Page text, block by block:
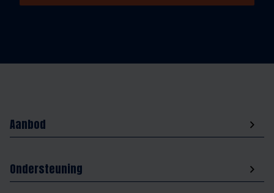
Aanbod
Ondersteuning